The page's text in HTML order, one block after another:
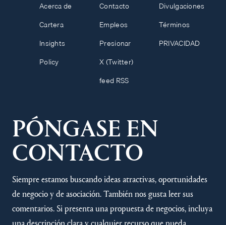
Acerca de
Cartera
Insights
Policy
Contacto
Empleos
Presionar
X (Twitter)
feed RSS
Divulgaciones
Términos
PRIVACIDAD
PÓNGASE EN
CONTACTO
Siempre estamos buscando ideas atractivas, oportunidades
de negocio y de asociación. También nos gusta leer sus
comentarios. Si presenta una propuesta de negocios, incluya